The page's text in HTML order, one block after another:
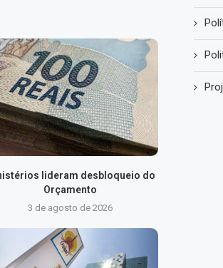
lideram desbloqueio do
Orçamento
3 de agosto de 2026